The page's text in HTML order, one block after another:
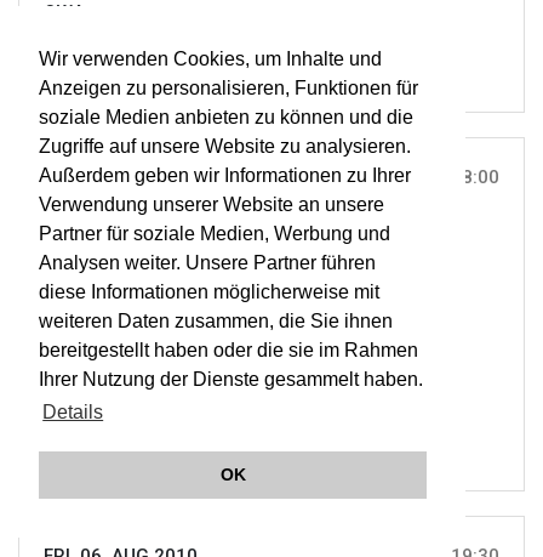
Wir verwenden Cookies, um Inhalte und
Anzeigen zu personalisieren, Funktionen für
soziale Medien anbieten zu können und die
Zugriffe auf unsere Website zu analysieren.
Außerdem geben wir Informationen zu Ihrer
Verwendung unserer Website an unsere
Partner für soziale Medien, Werbung und
Analysen weiter. Unsere Partner führen
diese Informationen möglicherweise mit
weiteren Daten zusammen, die Sie ihnen
bereitgestellt haben oder die sie im Rahmen
Ihrer Nutzung der Dienste gesammelt haben.
Details
OK
OWA
THU, 05. AUG 2010 18:00
BURGARENA, REINSBERG |ON TOUR
G.F. Händel: Acis & Galatea
ORCHESTER WIENER AKADEMIE
MARTIN HASELBÖCK
OWA